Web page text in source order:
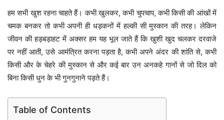
हम सभी खुश रहना चाहते हैं। कभी खुलकर, कभी चुपचाप, कभी किसी की आंखों में
चमक बनकर तो कभी अपनी ही धड़कनों में हल्की सी मुस्कान की तरह। लेकिन
जीवन की हड़बड़ाहट में अक्सर हम यह भूल जाते हैं कि खुशी खुद चलकर दरवाजे
पर नहीं आती, उसे आमंत्रित करना पड़ता है, कभी अपने अंदर की शांति से, कभी
किसी और के चेहरे की मुस्कान से और कई बार उन अनकहे गानों से जो दिल को
बिना किसी धुन के भी गुनगुनाने पड़ते हैं।
Table of Contents